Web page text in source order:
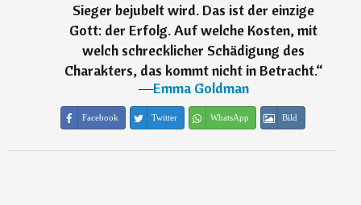
Sieger bejubelt wird. Das ist der einzige
Gott: der Erfolg. Auf welche Kosten, mit
welch schrecklicher Schädigung des
Charakters, das kommt nicht in Betracht.“
―Emma Goldman
Facebook Twitter WhatsApp Bild